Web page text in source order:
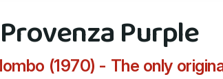
Purple
(1970) - The only